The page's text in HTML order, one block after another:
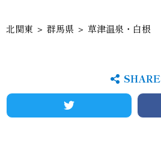
北関東 ＞ 群馬県 ＞ 草津温泉・白根
SHARE
Twitter